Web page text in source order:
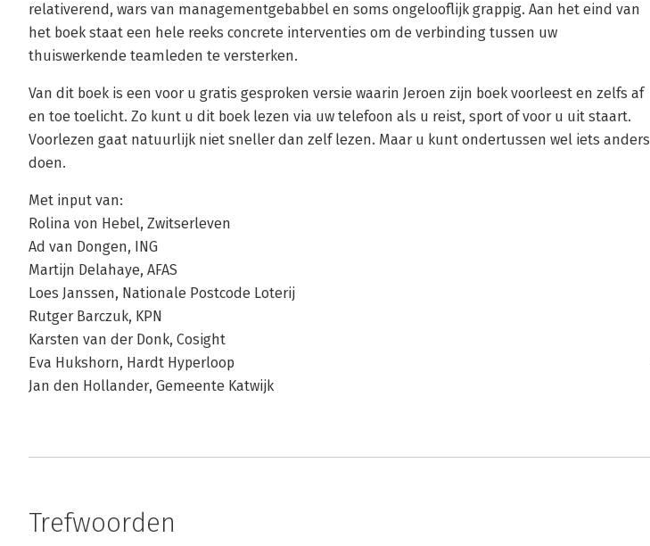
relativerend, wars van managementgebabbel en soms ongelooflijk grappig. Aan het eind van
het boek staat een hele reeks concrete interventies om de verbinding tussen uw
thuiswerkende teamleden te versterken.
Van dit boek is een voor u gratis gesproken versie waarin Jeroen zijn boek voorleest en zelfs af
en toe toelicht. Zo kunt u dit boek lezen via uw telefoon als u reist, sport of voor u uit staart.
Voorlezen gaat natuurlijk niet sneller dan zelf lezen. Maar u kunt ondertussen wel iets anders
doen.
Met input van:
Rolina von Hebel, Zwitserleven
Ad van Dongen, ING
Martijn Delahaye, AFAS
Loes Janssen, Nationale Postcode Loterij
Rutger Barczuk, KPN
Karsten van der Donk, Cosight
Eva Hukshorn, Hardt Hyperloop
Jan den Hollander, Gemeente Katwijk
Trefwoorden